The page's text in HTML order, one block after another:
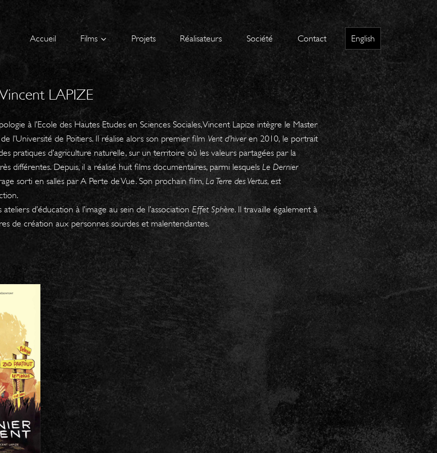
Accueil Films Projets Réalisateurs Société Contact English
LAPIZE
à l’Ecole des Hautes Etudes en Sciences Sociales, Vincent Lapize intègre le Master
l’Université de Poitiers. Il réalise alors son premier filmVent d’hiveren 2010, le portrait
pratiques d’agriculture naturelle, sur un territoire où les valeurs partagées par la
différentes. Depuis, il a réalisé huit films documentaires, parmi lesquelsLe Dernier
sorti en salles par A Perte de Vue. Son prochain film,La Terre des Vertus, est
d’éducation à l’image au sein de l’associationEffet Sphère. Il travaille également à
de création aux personnes sourdes et malentendantes.
/